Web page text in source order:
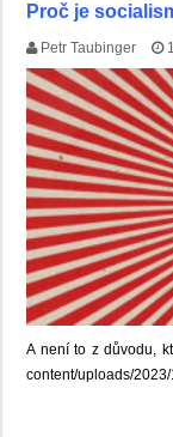
Proč je
Petr Taubinger
A není to z důvodu,
content/uploads/